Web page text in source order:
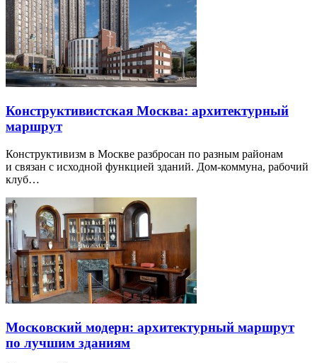
Конструктивистская Москва: архитектурный
маршрут
Конструктивизм в Москве разбросан по разным районам
и связан с исходной функцией зданий. Дом-коммуна, рабочий
клуб…
Московский модерн: архитектурный маршрут
по лучшим зданиям